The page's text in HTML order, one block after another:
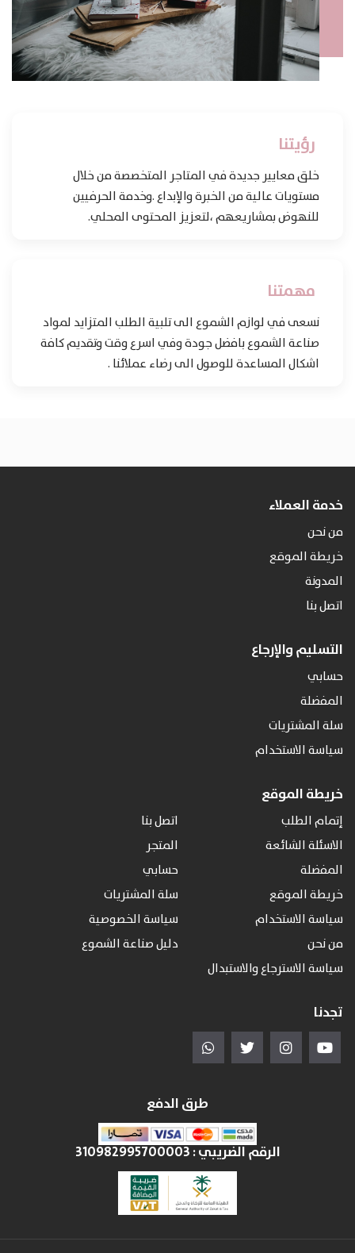
Products
رؤيتنا
خلق معايير جديدة في المتاجر المتخصصة من خلال
مستويات عالية من الخبرة والإبداع .وخدمة الحرفيين
للنهوض بمشاريعهم ،لتعزيز المحتوى المحلي.
مهمتنا
نسعى في لوازم الشموع الى تلبية الطلب المتزايد لمواد
صناعة الشموع بافضل جودة وفي اسرع وقت وتقديم كافة
اشكال المساعدة للوصول الى رضاء عملائنا .
خدمة العملاء
من نحن
خريطة الموقع
المدونة
اتصل بنا
التسليم والإرجاع
حسابي
المفضلة
سلة المشتريات
سياسة الاستخدام
خريطة الموقع
إتمام الطلب
اتصل بنا
الاسئلة الشائعة
المتجر
المفضلة
حسابي
خريطة الموقع
سلة المشتريات
سياسة الاستخدام
سياسة الخصوصية
من نحن
دليل صناعة الشموع
سياسة الاسترجاع والاستبدال
تجدنا
طرق الدفع
الرقم الضريبي :310982995700003